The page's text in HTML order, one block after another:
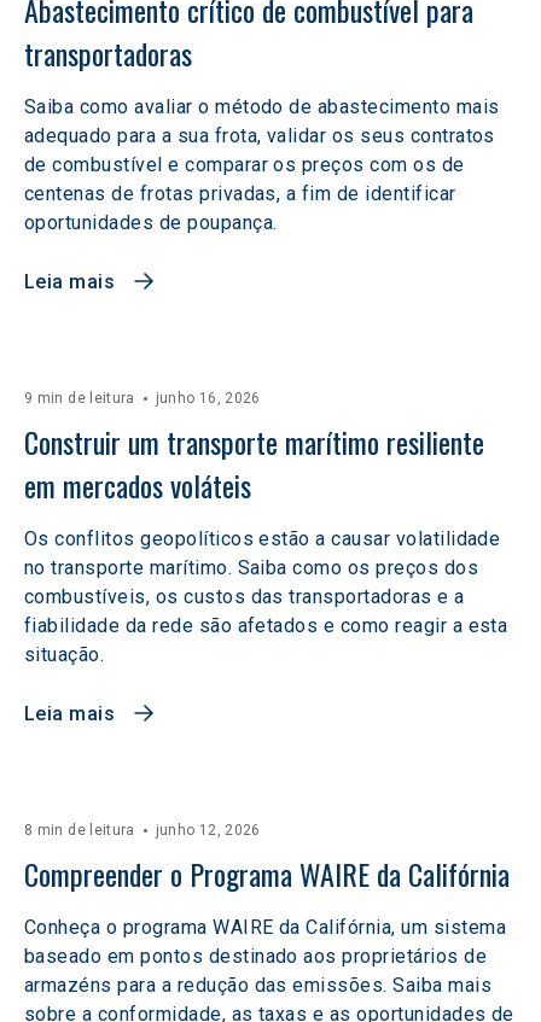
Abastecimento crítico de combustível para
transportadoras
Saiba como avaliar o método de abastecimento mais
adequado para a sua frota, validar os seus contratos
de combustível e comparar os preços com os de
centenas de frotas privadas, a fim de identificar
oportunidades de poupança.
Leia mais
9 min de leitura junho 16, 2026
Construir um transporte marítimo resiliente
em mercados voláteis
Os conflitos geopolíticos estão a causar volatilidade
no transporte marítimo. Saiba como os preços dos
combustíveis, os custos das transportadoras e a
fiabilidade da rede são afetados e como reagir a esta
situação.
Leia mais
8 min de leitura junho 12, 2026
Compreender o Programa WAIRE da Califórnia
Conheça o programa WAIRE da Califórnia, um sistema
baseado em pontos destinado aos proprietários de
armazéns para a redução das emissões. Saiba mais
sobre a conformidade, as taxas e as oportunidades de